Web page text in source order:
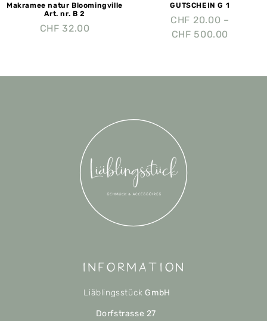
Makramee natur Bloomingville
Art. nr. B 2
CHF 32.00
GUTSCHEIN G 1
CHF 20.00 –
CHF 500.00
Information
Liäblingsstück GmbH
Dorfstrasse 27